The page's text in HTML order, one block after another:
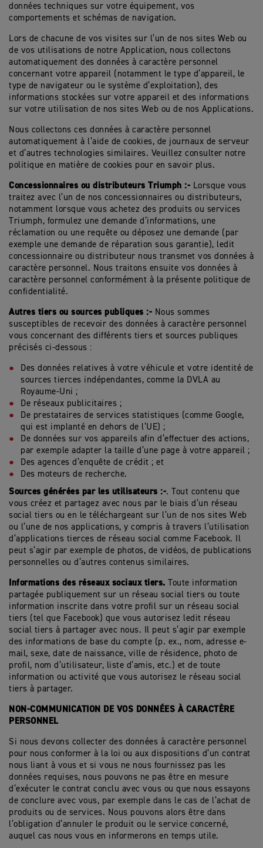
données techniques sur votre équipement, vos
comportements et schémas de navigation.
Lors de chacune de vos visites sur l’un de nos sites Web ou
de vos utilisations de notre Application, nous collectons
automatiquement des données à caractère personnel
concernant votre appareil (notamment le type d’appareil, le
type de navigateur ou le système d’exploitation), des
informations stockées sur votre appareil et des informations
sur votre utilisation de nos sites Web ou de nos Applications.
Nous collectons ces données à caractère personnel
automatiquement à l’aide de cookies, de journaux de serveur
et d’autres technologies similaires. Veuillez consulter notre
politique en matière de cookies pour en savoir plus.
Concessionnaires ou distributeurs Triumph :- Lorsque vous
traitez avec l’un de nos concessionnaires ou distributeurs,
notamment lorsque vous achetez des produits ou services
Triumph, formulez une demande d’informations, une
réclamation ou une requête ou déposez une demande (par
exemple une demande de réparation sous garantie), ledit
concessionnaire ou distributeur nous transmet vos données à
caractère personnel. Nous traitons ensuite vos données à
caractère personnel conformément à la présente politique de
confidentialité.
Autres tiers ou sources publiques :- Nous sommes
susceptibles de recevoir des données à caractère personnel
vous concernant des différents tiers et sources publiques
précisés ci-dessous :
Des données relatives à votre véhicule et votre identité de
sources tierces indépendantes, comme la DVLA au
Royaume-Uni ;
De réseaux publicitaires ;
De prestataires de services statistiques (comme Google,
qui est implanté en dehors de l’UE) ;
De données sur vos appareils afin d’effectuer des actions,
par exemple adapter la taille d’une page à votre appareil ;
Des agences d’enquête de crédit ; et
Des moteurs de recherche.
Sources générées par les utilisateurs :-. Tout contenu que
vous créez et partagez avec nous par le biais d’un réseau
social tiers ou en le téléchargeant sur l’un de nos sites Web
ou l’une de nos applications, y compris à travers l’utilisation
d’applications tierces de réseau social comme Facebook. Il
peut s’agir par exemple de photos, de vidéos, de publications
personnelles ou d’autres contenus similaires.
Informations des réseaux sociaux tiers. Toute information
partagée publiquement sur un réseau social tiers ou toute
information inscrite dans votre profil sur un réseau social
tiers (tel que Facebook) que vous autorisez ledit réseau
social tiers à partager avec nous. Il peut s’agir par exemple
des informations de base du compte (p. ex., nom, adresse e-
mail, sexe, date de naissance, ville de résidence, photo de
profil, nom d’utilisateur, liste d’amis, etc.) et de toute
information ou activité que vous autorisez le réseau social
tiers à partager.
NON-COMMUNICATION DE VOS DONNÉES À CARACTÈRE
PERSONNEL
Si nous devons collecter des données à caractère personnel
pour nous conformer à la loi ou aux dispositions d’un contrat
nous liant à vous et si vous ne nous fournissez pas les
données requises, nous pouvons ne pas être en mesure
d’exécuter le contrat conclu avec vous ou que nous essayons
de conclure avec vous, par exemple dans le cas de l’achat de
produits ou de services. Nous pouvons alors être dans
l’obligation d’annuler le produit ou le service concerné,
auquel cas nous vous en informerons en temps utile.